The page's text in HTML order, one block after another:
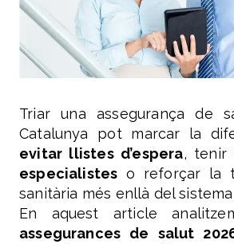
Triar una assegurança de
Catalunya pot marcar la
evitar llistes d’espera, tenir
especialistes o reforçar la
sanitària més enllà del
En aquest article
assegurances de salut